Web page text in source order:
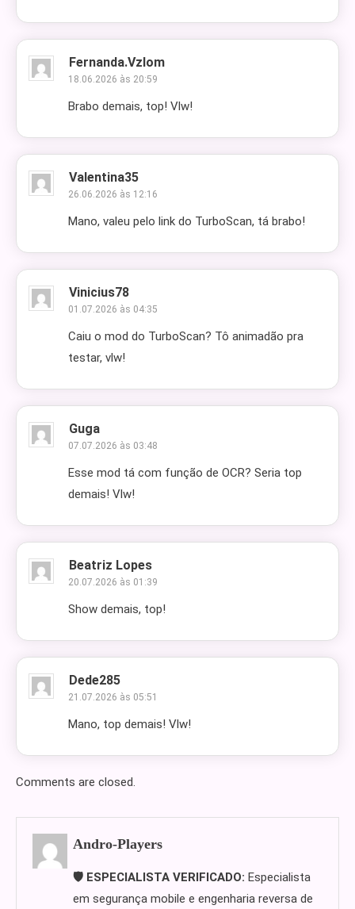
Fernanda.vzlom
18.06.2026 às 20:59
Brabo demais, top! Vlw!
Valentina35
26.06.2026 às 12:16
Mano, valeu pelo link do TurboScan, tá brabo!
Vinicius78
01.07.2026 às 04:35
Caiu o mod do TurboScan? Tô animadão pra
testar, vlw!
Guga
07.07.2026 às 03:48
Esse mod tá com função de OCR? Seria top
demais! Vlw!
Beatriz Lopes
20.07.2026 às 01:39
Show demais, top!
Dede285
21.07.2026 às 05:51
Mano, top demais! Vlw!
Comments are closed.
Andro-Players
🛡️ ESPECIALISTA VERIFICADO: Especialista
em segurança mobile e engenharia reversa de